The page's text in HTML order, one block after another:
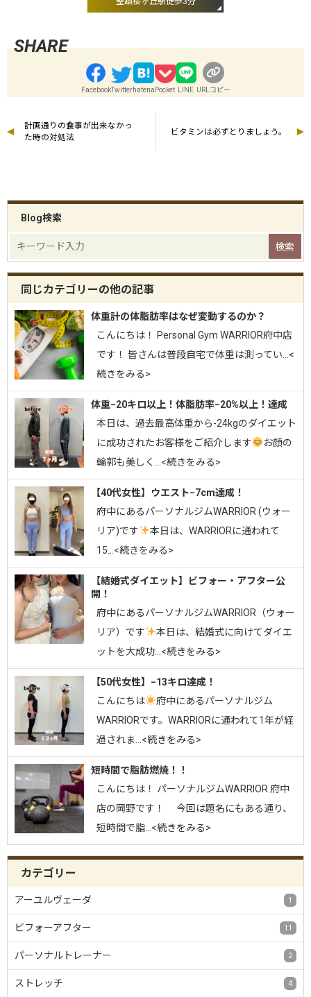
FacebookTwitterhatena Pocket LINE URLコピー
計画通りの食事が出来なかっ
た時の対処法
ビタミンは必ずとりましょう。
Blog検索
同じカテゴリーの他の記事
体重計の体脂肪率はなぜ変動するのか？
こんにちは！ Personal Gym WARRIOR府中店
です！ 皆さんは普段自宅で体重は測ってい…<
続きをみる>
体重−20キロ以上！体脂肪率−20%以上！達成
⁡本日は、過去最高体重から-24kgのダイエット
に成功されたお客様をご紹介します
お顔の
輪郭も美しく…<続きをみる>
【40代女性】ウエスト−7cm達成！
府中にあるパーソナルジムWARRIOR (ウォー
リア)です
⁡⁡本日は、WARRIORに通われて
15…<続きをみる>
【結婚式ダイエット】ビフォー・アフター公
開！
府中にあるパーソナルジムWARRIOR（ウォー
リア）です
⁡本日は、結婚式に向けてダイエ
ットを大成功…<続きをみる>
【50代女性】−13キロ達成！
こんにちは
府中にあるパーソナルジム
WARRIORです。⁡WARRIORに通われて1年が経
過されま…<続きをみる>
短時間で脂肪燃焼！！
こんにちは！ パーソナルジムWARRIOR 府中
店の岡野です！ 今回は題名にもある通り、
短時間で脂…<続きをみる>
カテゴリー
アーユルヴェーダ 1
ビフォーアフター 11
パーソナルトレーナー 2
ストレッチ 4